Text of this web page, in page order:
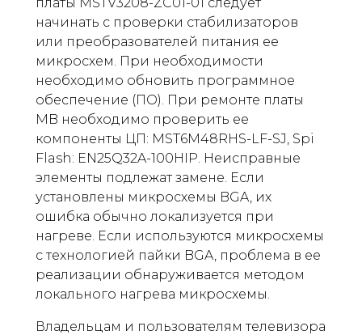
начинать с проверки стабилизаторов
или преобразователей питания ее
микросхем. При необходимости
необходимо обновить программное
обеспечение (ПО). При ремонте платы
MB необходимо проверить ее
компоненты ЦП: MST6M48RHS-LF-SJ, Spi
Flash: EN25Q32A-100HIP. Неисправные
элементы подлежат замене. Если
установлены микросхемы BGA, их
ошибка обычно локализуется при
нагреве. Если используются микросхемы
с технологией пайки BGA, проблема в ее
реализации обнаруживается методом
локального нагрева микросхемы.
Владельцам и пользователям телевизора